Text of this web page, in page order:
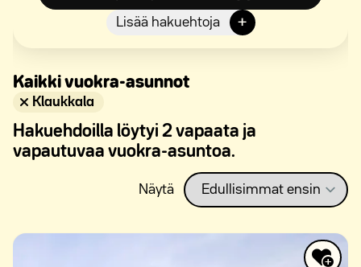
Lisää hakuehtoja +
Kaikki vuokra-asunnot
Klaukkala
Hakuehdoilla löytyi 2 vapaata ja
vapautuvaa vuokra-asuntoa.
Näytä